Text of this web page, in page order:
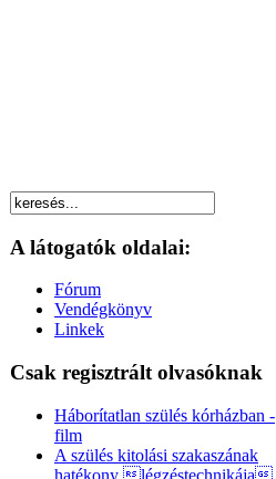
A látogatók oldalai:
Fórum
Vendégkönyv
Linkek
Csak regisztrált olvasóknak
Háborítatlan szülés kórházban -
film
A szülés kitolási szakaszának
hatékony légzéstechnikája